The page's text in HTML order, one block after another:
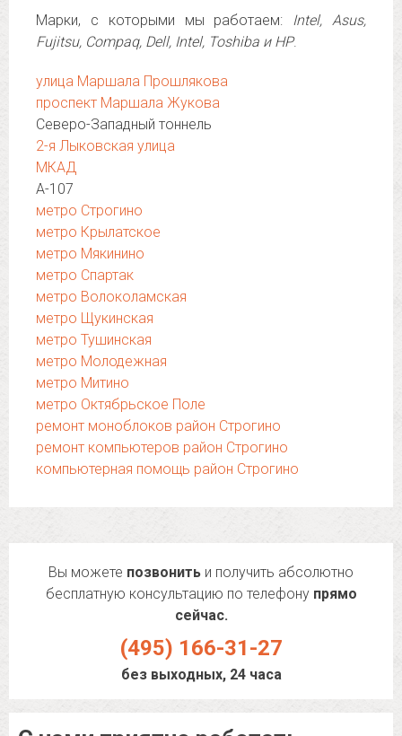
Марки, с которыми мы работаем: Intel, Asus,
Fujitsu, Compaq, Dell, Intel, Toshiba и НР.
улица Маршала Прошлякова
проспект Маршала Жукова
Северо-Западный тоннель
2-я Лыковская улица
МКАД
А-107
метро Строгино
метро Крылатское
метро Мякинино
метро Спартак
метро Волоколамская
метро Щукинская
метро Тушинская
метро Молодежная
метро Митино
метро Октябрьское Поле
ремонт моноблоков район Строгино
ремонт компьютеров район Строгино
компьютерная помощь район Строгино
Вы можете позвонить и получить абсолютно
бесплатную консультацию по телефону прямо
сейчас.
(495) 166-31-27
без выходных, 24 часа